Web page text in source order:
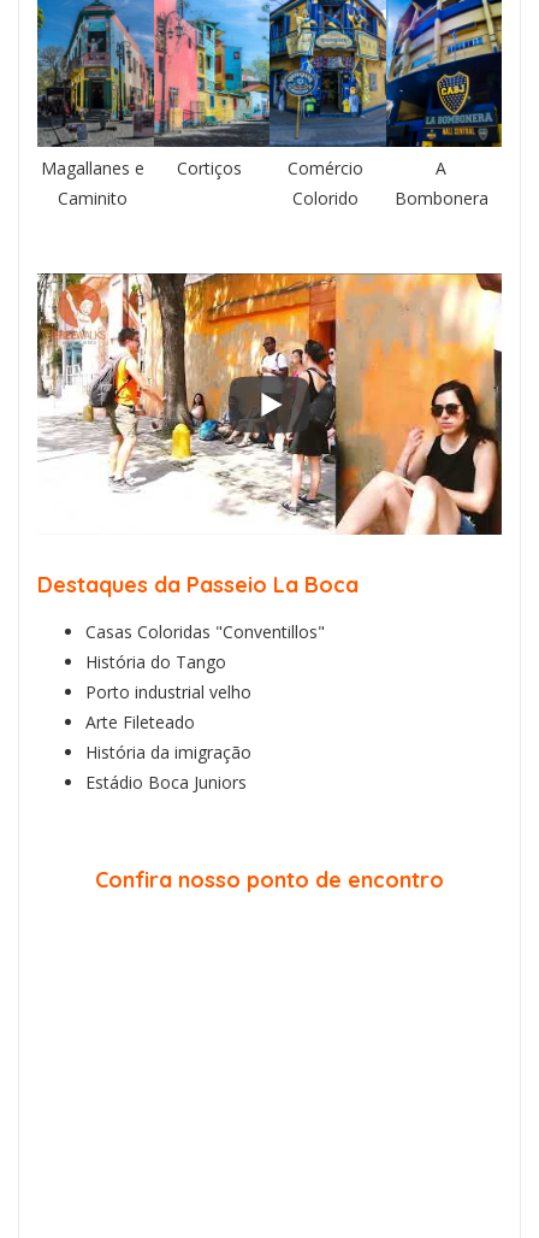
Magallanes e
Caminito
Cortiços
Comércio
Colorido
A
Bombonera
Destaques da Passeio La Boca
Casas Coloridas "Conventillos"
História do Tango
Porto industrial velho
Arte Fileteado
História da imigração
Estádio Boca Juniors
Confira nosso ponto de encontro